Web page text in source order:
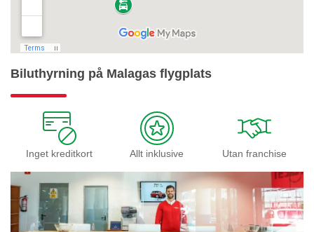
Biluthyrning på Malagas flygplats
Inget kreditkort Allt inklusive Utan franchise